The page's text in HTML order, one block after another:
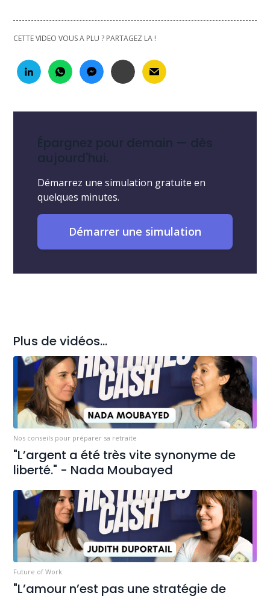
CETTE VIDEO VOUS A PLU ? PARTAGEZ LA !
Épargnez pour demain — dès
aujourd'hui.
Démarrez une simulation gratuite en
quelques minutes.
Démarrer une simulation
Plus de vidéos...
Nos conseils pour préparer sa retraite
"L’argent a été très vite synonyme de
liberté." - Nada Moubayed
Future of Work
"L’amour n’est pas une stratégie de